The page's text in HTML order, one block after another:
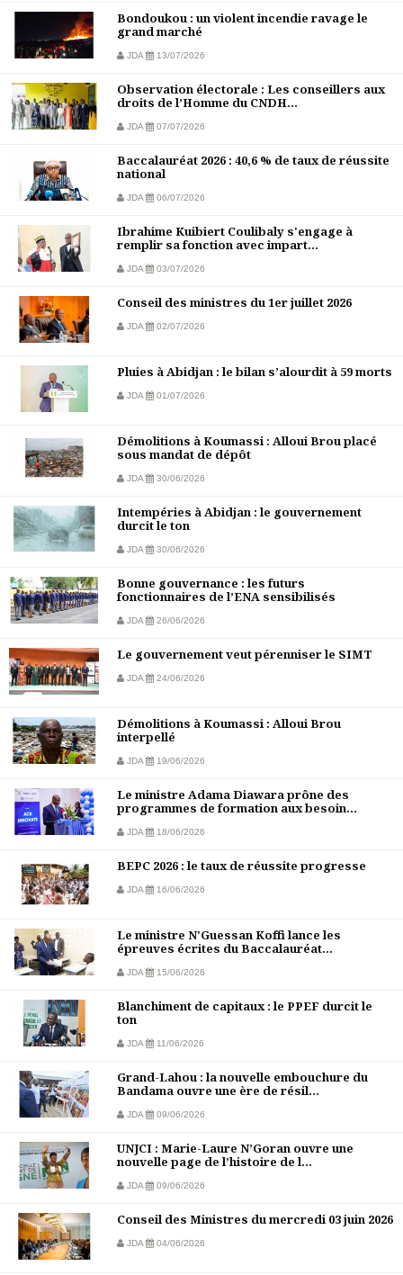
Bondoukou : un violent incendie ravage le
grand marché
JDA 13/07/2026
Observation électorale : Les conseillers aux
droits de l’Homme du CNDH...
JDA 07/07/2026
Baccalauréat 2026 : 40,6 % de taux de réussite
national
JDA 06/07/2026
Ibrahime Kuibiert Coulibaly s'engage à
remplir sa fonction avec impart...
JDA 03/07/2026
Conseil des ministres du 1er juillet 2026
JDA 02/07/2026
Pluies à Abidjan : le bilan s’alourdit à 59 morts
JDA 01/07/2026
Démolitions à Koumassi : Alloui Brou placé
sous mandat de dépôt
JDA 30/06/2026
Intempéries à Abidjan : le gouvernement
durcit le ton
JDA 30/06/2026
Bonne gouvernance : les futurs
fonctionnaires de l’ENA sensibilisés
JDA 26/06/2026
Le gouvernement veut pérenniser le SIMT
JDA 24/06/2026
Démolitions à Koumassi : Alloui Brou
interpellé
JDA 19/06/2026
Le ministre Adama Diawara prône des
programmes de formation aux besoin...
JDA 18/06/2026
BEPC 2026 : le taux de réussite progresse
JDA 16/06/2026
Le ministre N'Guessan Koffi lance les
épreuves écrites du Baccalauréat...
JDA 15/06/2026
Blanchiment de capitaux : le PPEF durcit le
ton
JDA 11/06/2026
Grand-Lahou : la nouvelle embouchure du
Bandama ouvre une ère de résil...
JDA 09/06/2026
UNJCI : Marie-Laure N’Goran ouvre une
nouvelle page de l’histoire de l...
JDA 09/06/2026
Conseil des Ministres du mercredi 03 juin 2026
JDA 04/06/2026